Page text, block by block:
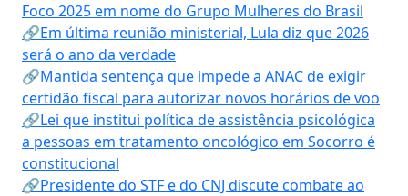
Foco 2025 em nome do Grupo Mulheres do Brasil
🔗Em última reunião ministerial, Lula diz que 2026
será o ano da verdade
🔗Mantida sentença que impede a ANAC de exigir
certidão fiscal para autorizar novos horários de voo
🔗Lei que institui política de assistência psicológica
a pessoas em tratamento oncológico em Socorro é
constitucional
🔗Presidente do STF e do CNJ discute combate ao